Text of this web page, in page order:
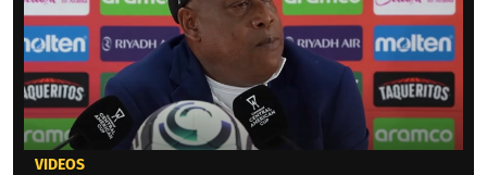
VIDEOS